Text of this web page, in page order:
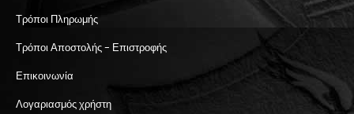
Τρόποι Πληρωμής
Τρόποι Αποστολής - Επιστροφής
Επικοινωνία
Λογαριασμός χρήστη